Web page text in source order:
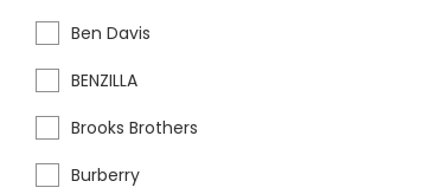
Ben Davis
BENZILLA
Brooks Brothers
Burberry